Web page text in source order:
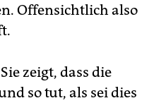
Offensichtlich also
zeigt, dass die
so tut, als sei dies